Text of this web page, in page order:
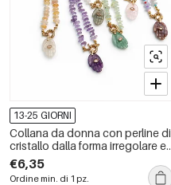
13-25 GIORNI
Collana da donna con perline di
cristallo dalla forma irregolare e
dolce, serie romantica.
€6,35
Ordine min. di 1 pz.